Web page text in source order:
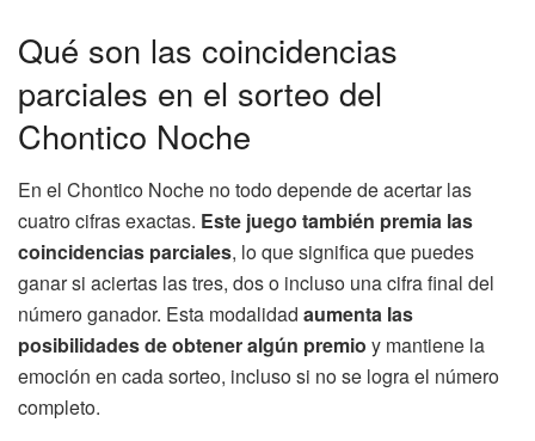
Qué son las coincidencias
parciales en el sorteo del
Chontico Noche
En el Chontico Noche no todo depende de acertar las
cuatro cifras exactas. Este juego también premia las
coincidencias parciales, lo que significa que puedes
ganar si aciertas las tres, dos o incluso una cifra final del
número ganador. Esta modalidad aumenta las
posibilidades de obtener algún premio y mantiene la
emoción en cada sorteo, incluso si no se logra el número
completo.